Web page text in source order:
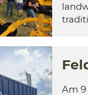
Am 9